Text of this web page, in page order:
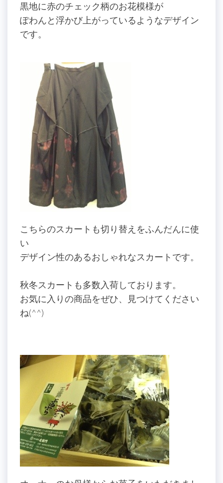
黒地に赤のチェック柄のお花模様が
ぽわんと浮かび上がっているようなデザイン
です。
こちらのスカートも切り替えをふんだんに使
い
デザイン性のあるおしゃれなスカートです。
秋冬スカートも多数入荷しております。
お気に入りの商品をぜひ、見つけてください
ね(^^)